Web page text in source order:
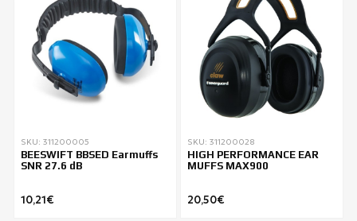
SKU: 311200005
BEESWIFT BBSED Earmuffs
SNR 27.6 dB
10,21€
SKU: 311200028
HIGH PERFORMANCE EAR
MUFFS MAX900
20,50€